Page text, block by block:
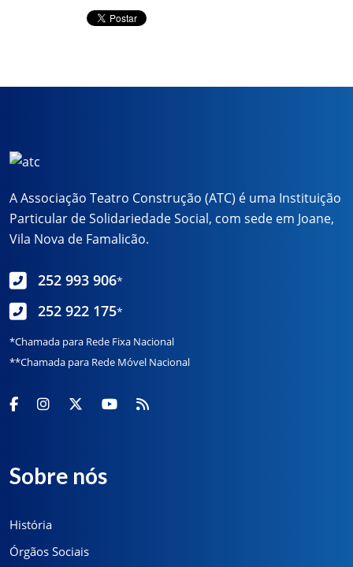
A Associação Teatro Construção (ATC) é uma Instituição
Particular de Solidariedade Social, com sede em Joane,
Vila Nova de Famalicão.
252 993 906*
252 922 175*
*Chamada para Rede Fixa Nacional
**Chamada para Rede Móvel Nacional
Sobre nós
História
Órgãos Sociais